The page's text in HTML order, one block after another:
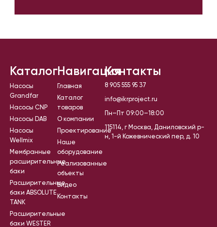
Каталог
Насосы
Grandfar
Насосы CNP
Насосы DAB
Насосы
Wellmix
Мембранные
расширительные
баки
Расширительные
баки ABSOLUTE
TANK
Расширительные
баки WESTER
Навигация
Главная
Каталог
товаров
О компании
Проектирование
Наше
оборудование
Реализованные
объекты
Видео
Контакты
Контакты
8 905 555 95 37
info@ikrproject.ru
Пн–Пт 09:00–18:00
115114, г Москва, Даниловский р-
н, 1-й Кожевнический пер, д. 10